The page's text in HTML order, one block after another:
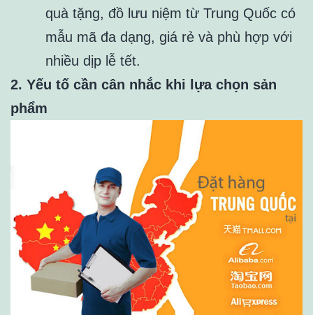
quà tặng, đồ lưu niệm từ Trung Quốc có
mẫu mã đa dạng, giá rẻ và phù hợp với
nhiều dịp lễ tết.
2. Yếu tố cần cân nhắc khi lựa chọn sản
phẩm